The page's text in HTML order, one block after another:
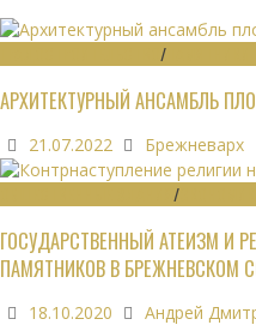
/
АРХИТЕКТУРНЫЙ АНСАМБЛЬ
21.07.2022 Брежневарх
/
ГОСУДАРСТВЕННЫЙ АТЕИЗМ И
ПАМЯТНИКОВ В БРЕЖНЕВСКОМ
18.10.2020 Андрей